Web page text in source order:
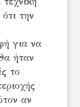
την
για να
ήταν
το
αν